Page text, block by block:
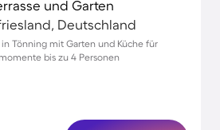
und Garten
Deutschland
Tönning mit Garten und Küche für
bis zu 4 Personen